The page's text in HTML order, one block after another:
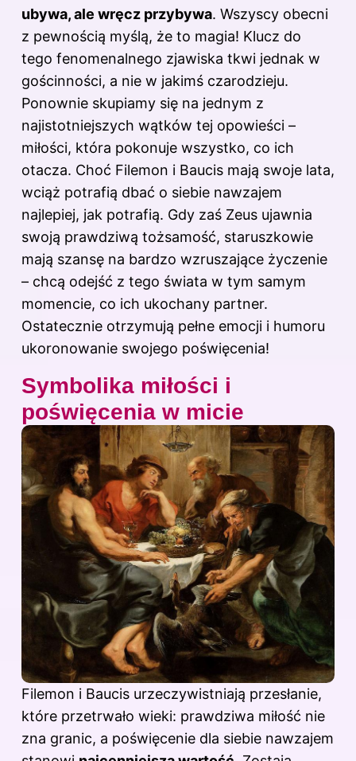
ubywa, ale wręcz przybywa. Wszyscy obecni
z pewnością myślą, że to magia! Klucz do
tego fenomenalnego zjawiska tkwi jednak w
gościnności, a nie w jakimś czarodzieju.
Ponownie skupiamy się na jednym z
najistotniejszych wątków tej opowieści –
miłości, która pokonuje wszystko, co ich
otacza. Choć Filemon i Baucis mają swoje lata,
wciąż potrafią dbać o siebie nawzajem
najlepiej, jak potrafią. Gdy zaś Zeus ujawnia
swoją prawdziwą tożsamość, staruszkowie
mają szansę na bardzo wzruszające życzenie
– chcą odejść z tego świata w tym samym
momencie, co ich ukochany partner.
Ostatecznie otrzymują pełne emocji i humoru
ukoronowanie swojego poświęcenia!
Symbolika miłości i
poświęcenia w micie
Filemon i Baucis urzeczywistniają przesłanie,
które przetrwało wieki: prawdziwa miłość nie
zna granic, a poświęcenie dla siebie nawzajem